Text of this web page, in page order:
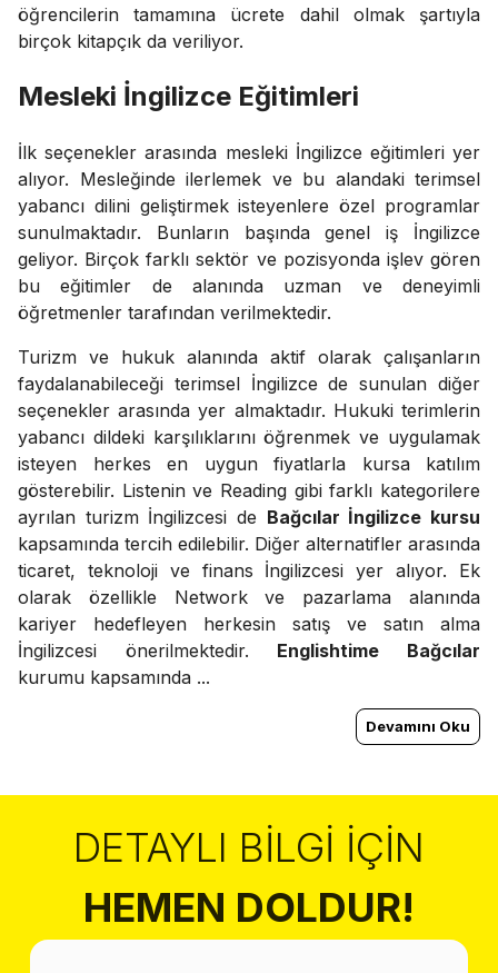
öğrencilerin tamamına ücrete dahil olmak şartıyla
birçok kitapçık da veriliyor.
Mesleki İngilizce Eğitimleri
İlk seçenekler arasında mesleki İngilizce eğitimleri yer
alıyor. Mesleğinde ilerlemek ve bu alandaki terimsel
yabancı dilini geliştirmek isteyenlere özel programlar
sunulmaktadır. Bunların başında genel iş İngilizce
geliyor. Birçok farklı sektör ve pozisyonda işlev gören
bu eğitimler de alanında uzman ve deneyimli
öğretmenler tarafından verilmektedir.
Turizm ve hukuk alanında aktif olarak çalışanların
faydalanabileceği terimsel İngilizce de sunulan diğer
seçenekler arasında yer almaktadır. Hukuki terimlerin
yabancı dildeki karşılıklarını öğrenmek ve uygulamak
isteyen herkes en uygun fiyatlarla kursa katılım
gösterebilir. Listenin ve Reading gibi farklı kategorilere
ayrılan turizm İngilizcesi de Bağcılar İngilizce kursu
kapsamında tercih edilebilir. Diğer alternatifler arasında
ticaret, teknoloji ve finans İngilizcesi yer alıyor. Ek
olarak özellikle Network ve pazarlama alanında
kariyer hedefleyen herkesin satış ve satın alma
İngilizcesi önerilmektedir. Englishtime Bağcılar
kurumu kapsamında ...
Devamını Oku
DETAYLI BILGI İÇIN
HEMEN DOLDUR!